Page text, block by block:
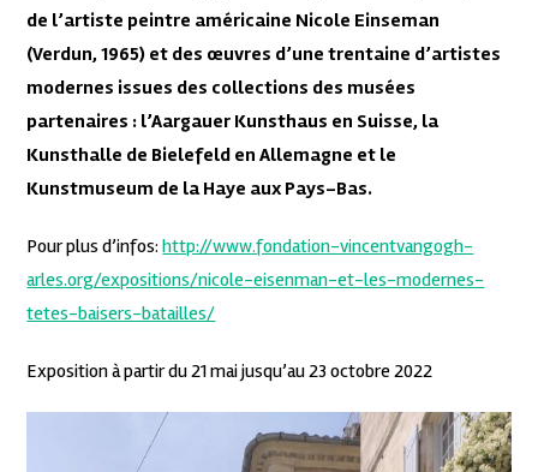
de l’artiste peintre américaine Nicole Einseman
(Verdun, 1965) et des œuvres d’une trentaine d’artistes
modernes issues des collections des musées
partenaires : l’Aargauer Kunsthaus en Suisse, la
Kunsthalle de Bielefeld en Allemagne et le
Kunstmuseum de la Haye aux Pays-Bas.
Pour plus d’infos:http://www.fondation-vincentvangogh-
arles.org/expositions/nicole-eisenman-et-les-modernes-
tetes-baisers-batailles/
Exposition à partir du 21 mai jusqu’au 23 octobre 2022